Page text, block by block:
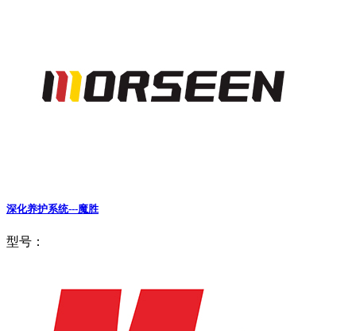
深化养护系统---魔胜
型号：